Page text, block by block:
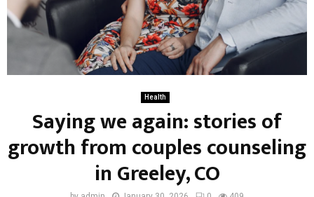
Health
Saying we again: stories of
growth from couples counseling
in Greeley, CO